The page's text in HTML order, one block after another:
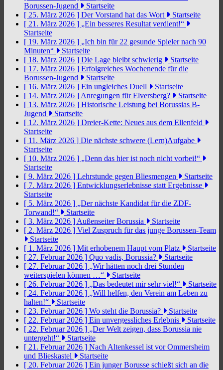
Borussen-Jugend
Startseite
[ 25. März 2026 ] Der Vorstand hat das Wort
Startseite
[ 21. März 2026 ] „Ein besseres Resultat verdient!“
Startseite
[ 19. März 2026 ] „Ich bin für 22 gesunde Spieler nach 90
Minuten“
Startseite
[ 18. März 2026 ] Die Lage bleibt schwierig
Startseite
[ 17. März 2026 ] Erfolgreiches Wochenende für die
Borussen-Jugend
Startseite
[ 16. März 2026 ] Ein ungleiches Duell
Startseite
[ 14. März 2026 ] Anregungen für Elversberg?
Startseite
[ 13. März 2026 ] Historische Leistung bei Borussias B-
Jugend
Startseite
[ 12. März 2026 ] Dreier-Kette: Neues aus dem Ellenfeld
Startseite
[ 11. März 2026 ] Die nächste schwere (Lern)Aufgabe
Startseite
[ 10. März 2026 ] „Denn das hier ist noch nicht vorbei!“
Startseite
[ 9. März 2026 ] Lehrstunde gegen Bliesmengen
Startseite
[ 7. März 2026 ] Entwicklungserlebnisse statt Ergebnisse
Startseite
[ 5. März 2026 ] „Der nächste Kandidat für die ZDF-
Torwand!“
Startseite
[ 3. März 2026 ] Außenseiter Borussia
Startseite
[ 2. März 2026 ] Viel Zuspruch für das junge Borussen-Team
Startseite
[ 1. März 2026 ] Mit erhobenem Haupt vom Platz
Startseite
[ 27. Februar 2026 ] Quo vadis, Borussia?
Startseite
[ 27. Februar 2026 ] „Wir hätten noch drei Stunden
weiterspielen können …“
Startseite
[ 26. Februar 2026 ] „Das bedeutet mir sehr viel!“
Startseite
[ 24. Februar 2026 ] „Will helfen, den Verein am Leben zu
halten!“
Startseite
[ 23. Februar 2026 ] Wo steht die Borussia?
Startseite
[ 22. Februar 2026 ] Ein unvergessliches Erlebnis
Startseite
[ 22. Februar 2026 ] „Der Welt zeigen, dass Borussia nie
untergeht!“
Startseite
[ 21. Februar 2026 ] Nach Altenkessel ist vor Ommersheim
und Blieskastel
Startseite
[ 20. Februar 2026 ] Ein junger Borusse schießt sich an die